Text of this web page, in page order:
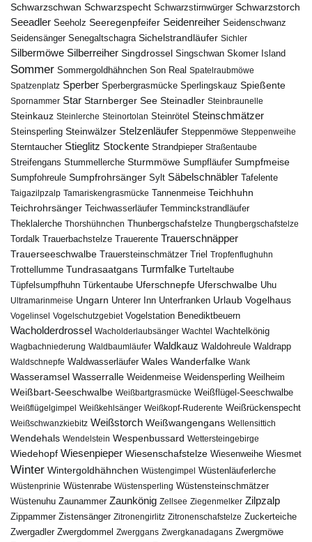
Schwarzschwan Schwarzspecht Schwarzstirnwürger Schwarzstorch
Seeadler Seeholz Seeregenpfeifer Seidenreiher Seidenschwanz
Seidensänger Senegaltschagra Sichelstrandläufer Sichler
Silbermöwe Silberreiher Singdrossel Singschwan Skomer Island
Sommer Sommergoldhähnchen Son Real Spatelraubmöwe
Spatzenplatz Sperber Sperbergrasmücke Sperlingskauz Spießente
Spornammer Star Starnberger See Steinadler Steinbraunelle
Steinkauz Steinlerche Steinortolan Steinrötel Steinschmätzer
Steinsperling Steinwälzer Stelzenläufer Steppenmöwe Steppenweihe
Sterntaucher Stieglitz Stockente Strandpieper Straßentaube
Streifengans Stummellerche Sturmmöwe Sumpfläufer Sumpfmeise
Sumpfohreule Sumpfrohrsänger Sylt Säbelschnäbler Tafelente
Taigazilpzalp Tamariskengrasmücke Tannenmeise Teichhuhn
Teichrohrsänger Teichwasserläufer Temminckstrandläufer
Theklalerche Thorshühnchen Thunbergschafstelze Thungbergschafstelze
Tordalk Trauerbachstelze Trauerente Trauerschnäpper
Trauerseeschwalbe Trauersteinschmätzer Triel Tropfenflughuhn
Trottellumme Tundrasaatgans Turmfalke Turteltaube
Tüpfelsumpfhuhn
Türkentaube Uferschnepfe Uferschwalbe Uhu
Ultramarinmeise Ungarn Unterer Inn Unterfranken Urlaub Vogelhaus
Vogelinsel Vogelschutzgebiet Vogelstation Benediktbeuern
Wacholderdrossel Wacholderlaubsänger Wachtel Wachtelkönig
Wagbachniederung Waldbaumläufer Waldkauz Waldohreule Waldrapp
Waldschnepfe Waldwasserläufer Wales Wanderfalke Wank
Wasseramsel Wasserralle Weidenmeise Weidensperling Weilheim
Weißbart-Seeschwalbe Weißbartgrasmücke Weißflügel-Seeschwalbe
Weißflügelgimpel Weißkehlsänger Weißkopf-Ruderente Weißrückenspecht
Weißschwanzkiebitz Weißstorch Weißwangengans Wellensittich
Wendehals Wendelstein Wespenbussard Wettersteingebirge
Wiedehopf Wiesenpieper Wiesenschafstelze Wiesenweihe Wiesmet
Winter Wintergoldhähnchen Wüstengimpel Wüstenläuferlerche
Wüstenprinie Wüstenrabe Wüstensperling Wüstensteinschmätzer
Wüstenuhu Zaunammer Zaunkönig Zellsee Ziegenmelker Zilpzalp
Zippammer Zistensänger Zitronengirlitz Zitronenschafstelze Zuckerteiche
Zwergadler Zwergdommel Zwerggans Zwergkanadagans Zwergmöwe